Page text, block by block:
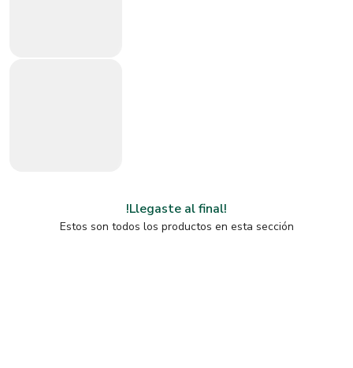
!Llegaste al final!
Estos son todos los productos en esta sección